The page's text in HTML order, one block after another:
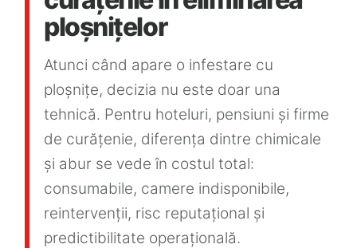
Curatator aburi
Accesorii & Consumabile
Accesorii statii de calcat
Accesorii dispozitive
Carduri Cadou
ploșnițelor
Atunci când apare o infestare cu
ploșnițe, decizia nu este doar una
tehnică. Pentru hoteluri, pensiuni și firme
de curățenie, diferența dintre chimicale
și abur se vede în costul total:
consumabile, camere indisponibile,
reintervenții, risc reputațional și
predictibilitate operațională.